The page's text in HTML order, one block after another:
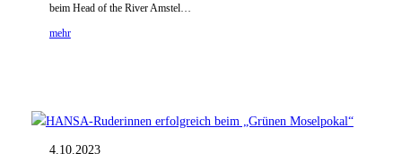
beim Head of the River Amstel…
mehr
4.10.2023